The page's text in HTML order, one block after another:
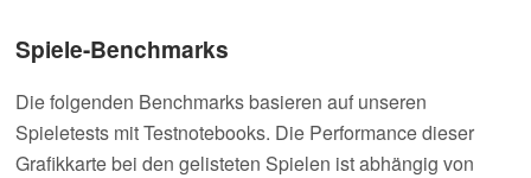
Spiele-Benchmarks
Die folgenden Benchmarks basieren auf unseren
Spieletests mit Testnotebooks. Die Performance dieser
Grafikkarte bei den gelisteten Spielen ist abhängig von